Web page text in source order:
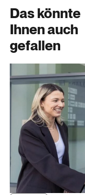
Das könnte
Ihnen auch
gefallen